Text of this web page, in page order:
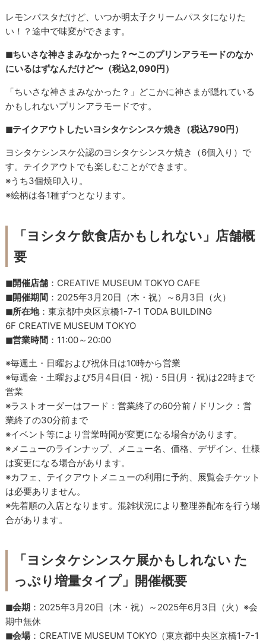
レモンパスタだけど、いつか明太子クリームパスタになりた
い！？途中で味変ができます。
◼︎ちいさな神さまみなかった？〜このプリンアラモードのなか
にいるはずなんだけど〜（税込2,090円）
「ちいさな神さまみなかった？」どこかに神さまが隠れている
かもしれないプリンアラモードです。
◼︎テイクアウトしたいヨシタケシンスケ焼き（税込790円）
ヨシタケシンスケ公認のヨシタケシンスケ焼き（6個入り）で
す。テイクアウトでも楽しむことができます。
※うち3個焼印入り。
※絵柄は各1種ずつとなります。
「ヨシタケ飲食店かもしれない」 店舗概
要
◼︎開催店舗 ：CREATIVE MUSEUM TOKYO CAFE
◼︎開催期間 ：2025年3月20日（木・祝）～6月3日（火）
◼︎所在地：東京都中央区京橋1-7-1 TODA BUILDING
6F CREATIVE MUSEUM TOKYO
◼︎営業時間 ：11:00～20:00
※毎週土・日曜および祝休日は10時から営業
※毎週金・土曜および5月4日(日・祝)・5日(月・祝)は22時まで
営業
※ラストオーダーはフード：営業終了の60分前 / ドリンク：営
業終了の30分前まで
※イベント等により営業時間が変更になる場合があります。
※メニューのラインナップ、メニュー名、価格、デザイン、仕様
は変更になる場合があります。
※カフェ、テイクアウトメニューの利用に予約、展覧会チケット
は必要ありません。
※先着順の入店となります。混雑状況により整理券配布を行う場
合があります。
「ヨシタケシンスケ展かもしれない た
っぷり増量タイプ」開催概要
◼︎会期 ：2025年3月20日（木・祝）～2025年6月3日（火）※会
期中無休
◼︎会場：CREATIVE MUSEUM TOKYO（東京都中央区京橋1-7-1